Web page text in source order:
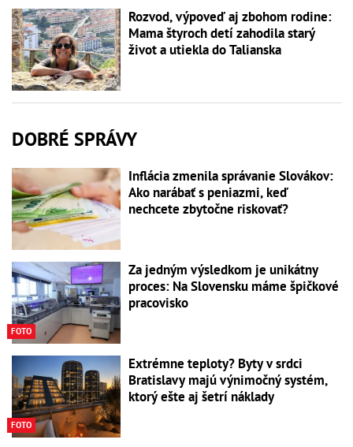
Rozvod, výpoveď aj zbohom rodine:
Mama štyroch detí zahodila starý
život a utiekla do Talianska
DOBRÉ SPRÁVY
Inflácia zmenila správanie Slovákov:
Ako narábať s peniazmi, keď
nechcete zbytočne riskovať?
FOTO
Za jedným výsledkom je unikátny
proces: Na Slovensku máme špičkové
pracovisko
FOTO
Extrémne teploty? Byty v srdci
Bratislavy majú výnimočný systém,
ktorý ešte aj šetrí náklady